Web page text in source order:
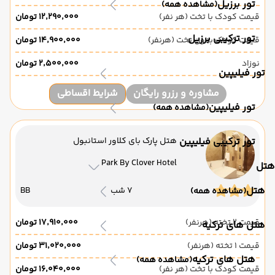
تور برزیل(مشاهده همه)
تور ترکیبی برزیل
تور فیلیپین
تور فیلیپین(مشاهده همه)
تور ترکیبی فیلیپین
هتل
هتل(مشاهده همه)
هتل های ترکیه
هتل های ترکیه(مشاهده همه)
قیمت کودک با تخت (هر نفر)
۱۲٬۲۹۰٬۰۰۰ تومان
قیمت کودک بدون تخت (هرنفر)
۱۴٬۹۰۰٬۰۰۰ تومان
نوزاد
۲٬۵۰۰٬۰۰۰ تومان
مشاوره و رزرو رایگان شرایط اقساطی
هتل پارک بای کلاور استانبول
Park By Clover Hotel
7 شب BB
قیمت 2 تخته (هرنفر)
۱۷٬۹۱۰٬۰۰۰ تومان
قیمت 1 تخته (هرنفر)
۳۱٬۰۲۰٬۰۰۰ تومان
قیمت کودک با تخت (هر نفر)
۱۶٬۰۴۰٬۰۰۰ تومان